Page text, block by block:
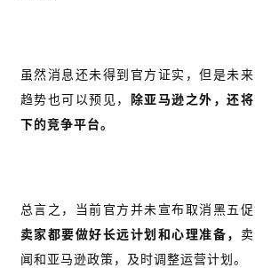
虽然消息还未得到官方证实，但是未
趋势也可以预见， 除亚马逊之外，还
下的竞争平台。
总言之，当前官方并未宣布取消黑五
卖家都要做好长远计划和心理准备，
闻和亚马逊政策，及时调整运营计划。